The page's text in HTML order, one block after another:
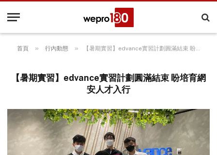
首頁 » 行內動態 » 【暑期實習】edvance實習計劃圓滿結束 盼培育網安人才入行
【暑期實習】edvance實習計劃圓滿結束 盼培育網
安人才入行